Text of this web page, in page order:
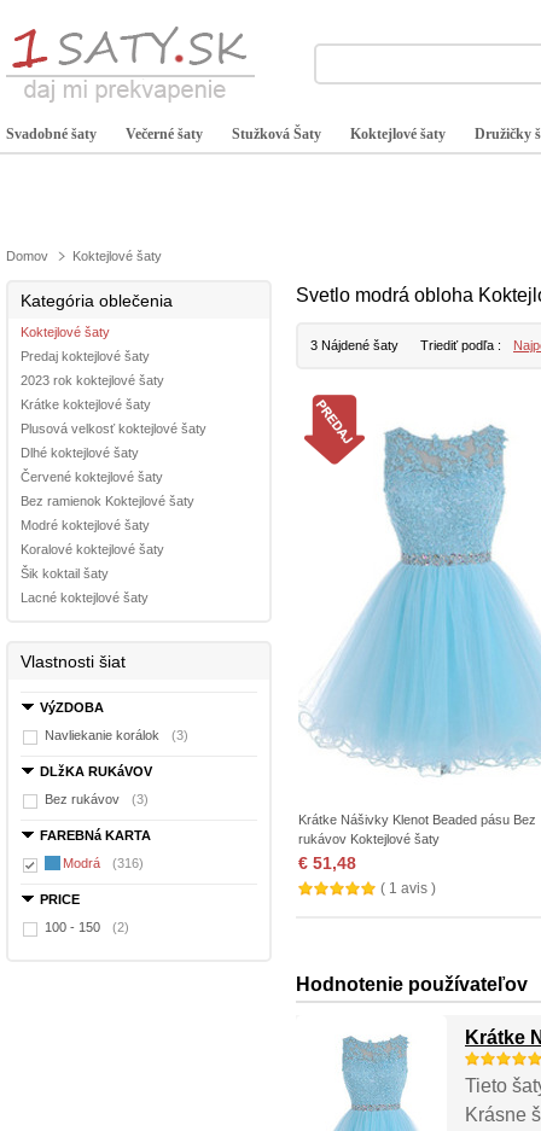
Svadobné šaty Večerné šaty Stužková Šaty Koktejlové šaty Družičky
Domov Koktejlové šaty
Kategória oblečenia
Koktejlové šaty
Predaj koktejlové šaty
2023 rok koktejlové šaty
Krátke koktejlové šaty
Plusová velkosť koktejlové šaty
Dlhé koktejlové šaty
Červené koktejlové šaty
Bez ramienok Koktejlové šaty
Modré koktejlové šaty
Koralové koktejlové šaty
Šik koktail šaty
Lacné koktejlové šaty
Vlastnosti šiat
VýZDOBA
Navliekanie korálok
(3)
DLžKA RUKáVOV
Bez rukávov
(3)
FAREBNá KARTA
Modrá
(316)
PRICE
100 - 150
(2)
Svetlo modrá obloha
3 Nájdené šaty Triediť podľa :
Krátke Nášivky Klenot Beaded pásu Bez
rukávov Koktejlové šaty
€ 51,48
( 1 avis )
Hodnotenie používateľov
Krátke
Tieto
Krásne